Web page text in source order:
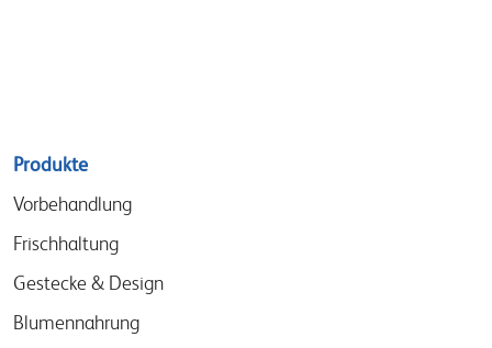
Sitemap
menu
Produkte
Vorbehandlung
Frischhaltung
Gestecke & Design
Blumennahrung